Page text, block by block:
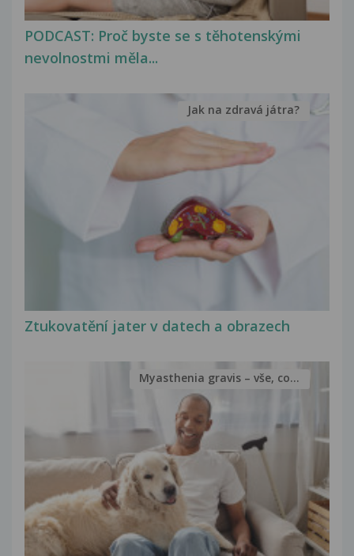
PODCAST: Proč byste se s těhotenskými
nevolnostmi měla...
Ztukovatění jater v datech a obrazech
Jak na zdravá játra?
Myasthenia gravis – vše, co...